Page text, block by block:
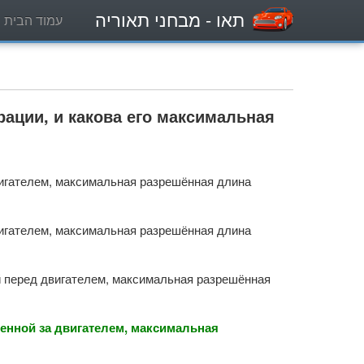
תאו - מבחני תאוריה עמוד הבית
и какова его максимальная
максимальная разрешённая длина
максимальная разрешённая длина
двигателем, максимальная разрешённая
за двигателем, максимальная